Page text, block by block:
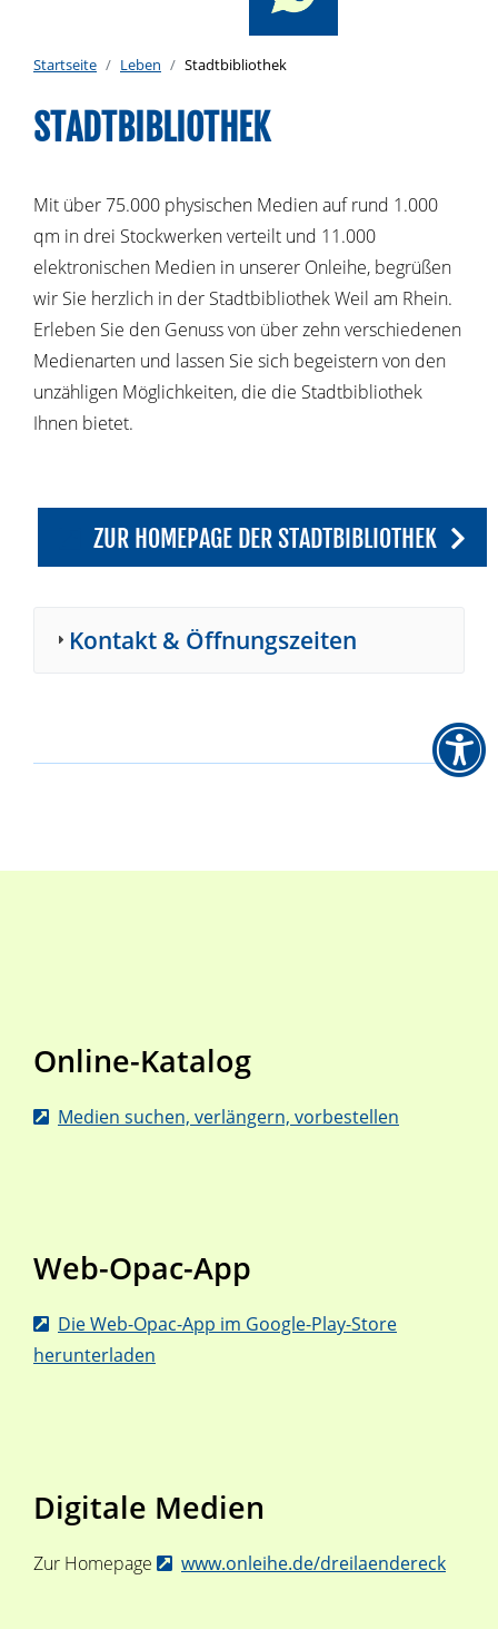
Startseite Leben Stadtbibliothek
STADTBIBLIOTHEK
Mit über 75.000 physischen Medien auf rund 1.000
qm in drei Stockwerken verteilt und 11.000
elektronischen Medien in unserer Onleihe, begrüßen
wir Sie herzlich in der Stadtbibliothek Weil am Rhein.
Erleben Sie den Genuss von über zehn verschiedenen
Medienarten und lassen Sie sich begeistern von den
unzähligen Möglichkeiten, die die Stadtbibliothek
Ihnen bietet.
ZUR HOMEPAGE DER STADTBIBLIOTHEK
Kontakt & Öffnungszeiten
Online-Katalog
Medien suchen, verlängern, vorbestellen
Web-Opac-App
Die Web-Opac-App im Google-Play-Store
herunterladen
Digitale Medien
Zur Homepage www.onleihe.de/dreilaendereck